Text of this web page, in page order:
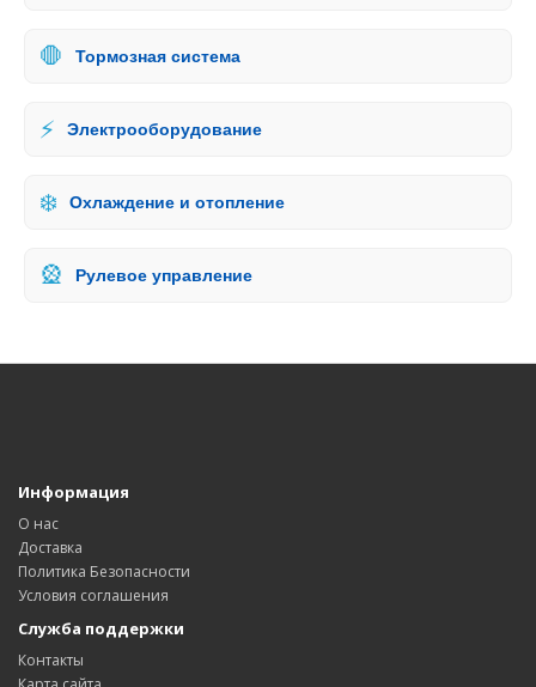
🛑 Тормозная система
⚡ Электрооборудование
❄️ Охлаждение и отопление
🎡 Рулевое управление
Информация
О нас
Доставка
Политика Безопасности
Условия соглашения
Служба поддержки
Контакты